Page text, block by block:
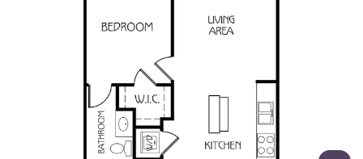
Account Lingua
Español
Italian French
Portuguese